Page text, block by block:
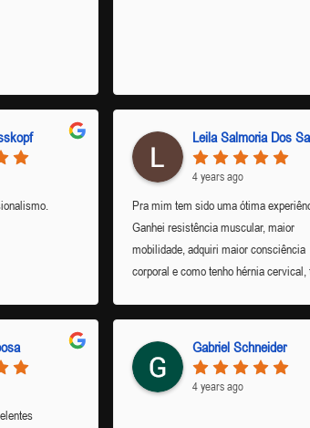
4 years ago
Pra mim tem sido uma ótima
Ganhei resistência muscular, maior
mobilidade, adquiri maior consciência
corporal e como tenho hérnia cervical,
Gabriel Schneider
4 years ago